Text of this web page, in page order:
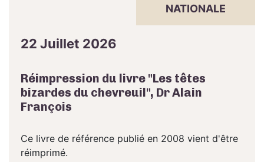
NATIONALE
22 Juillet 2026
Réimpression du livre "Les têtes
bizardes du chevreuil", Dr Alain
François
Ce livre de référence publié en 2008 vient d'être
réimprimé.